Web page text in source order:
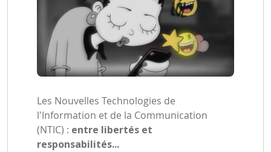
Les Nouvelles Technologies de
l'Information et de la Communication
(NTIC) : entre libertés et
responsabilités...